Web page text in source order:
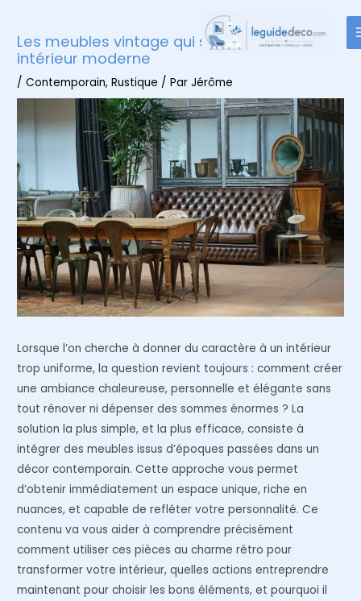
contenu
Les meubles vintage qui subliment un
intérieur moderne
/Contemporain,Rustique / ParJérôme
Lorsque l’on cherche à donner du caractère à un intérieur
trop uniforme, la question revient toujours : comment créer
une ambiance chaleureuse, personnelle et élégante sans
tout rénover ni dépenser des sommes énormes ? La
solution la plus simple, et la plus efficace, consiste à
intégrer des meubles issus d’époques passées dans un
décor contemporain. Cette approche vous permet
d’obtenir immédiatement un espace unique, riche en
nuances, et capable de refléter votre personnalité. Ce
contenu va vous aider à comprendre précisément
comment utiliser ces pièces au charme rétro pour
transformer votre intérieur, quelles actions entreprendre
maintenant pour choisir les bons éléments, et pourquoi il